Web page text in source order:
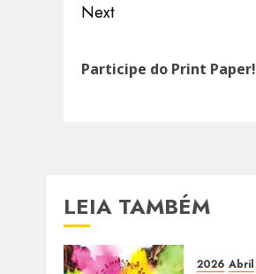
Next
post:
Participe do Print Paper!
LEIA TAMBÉM
2026 Abril